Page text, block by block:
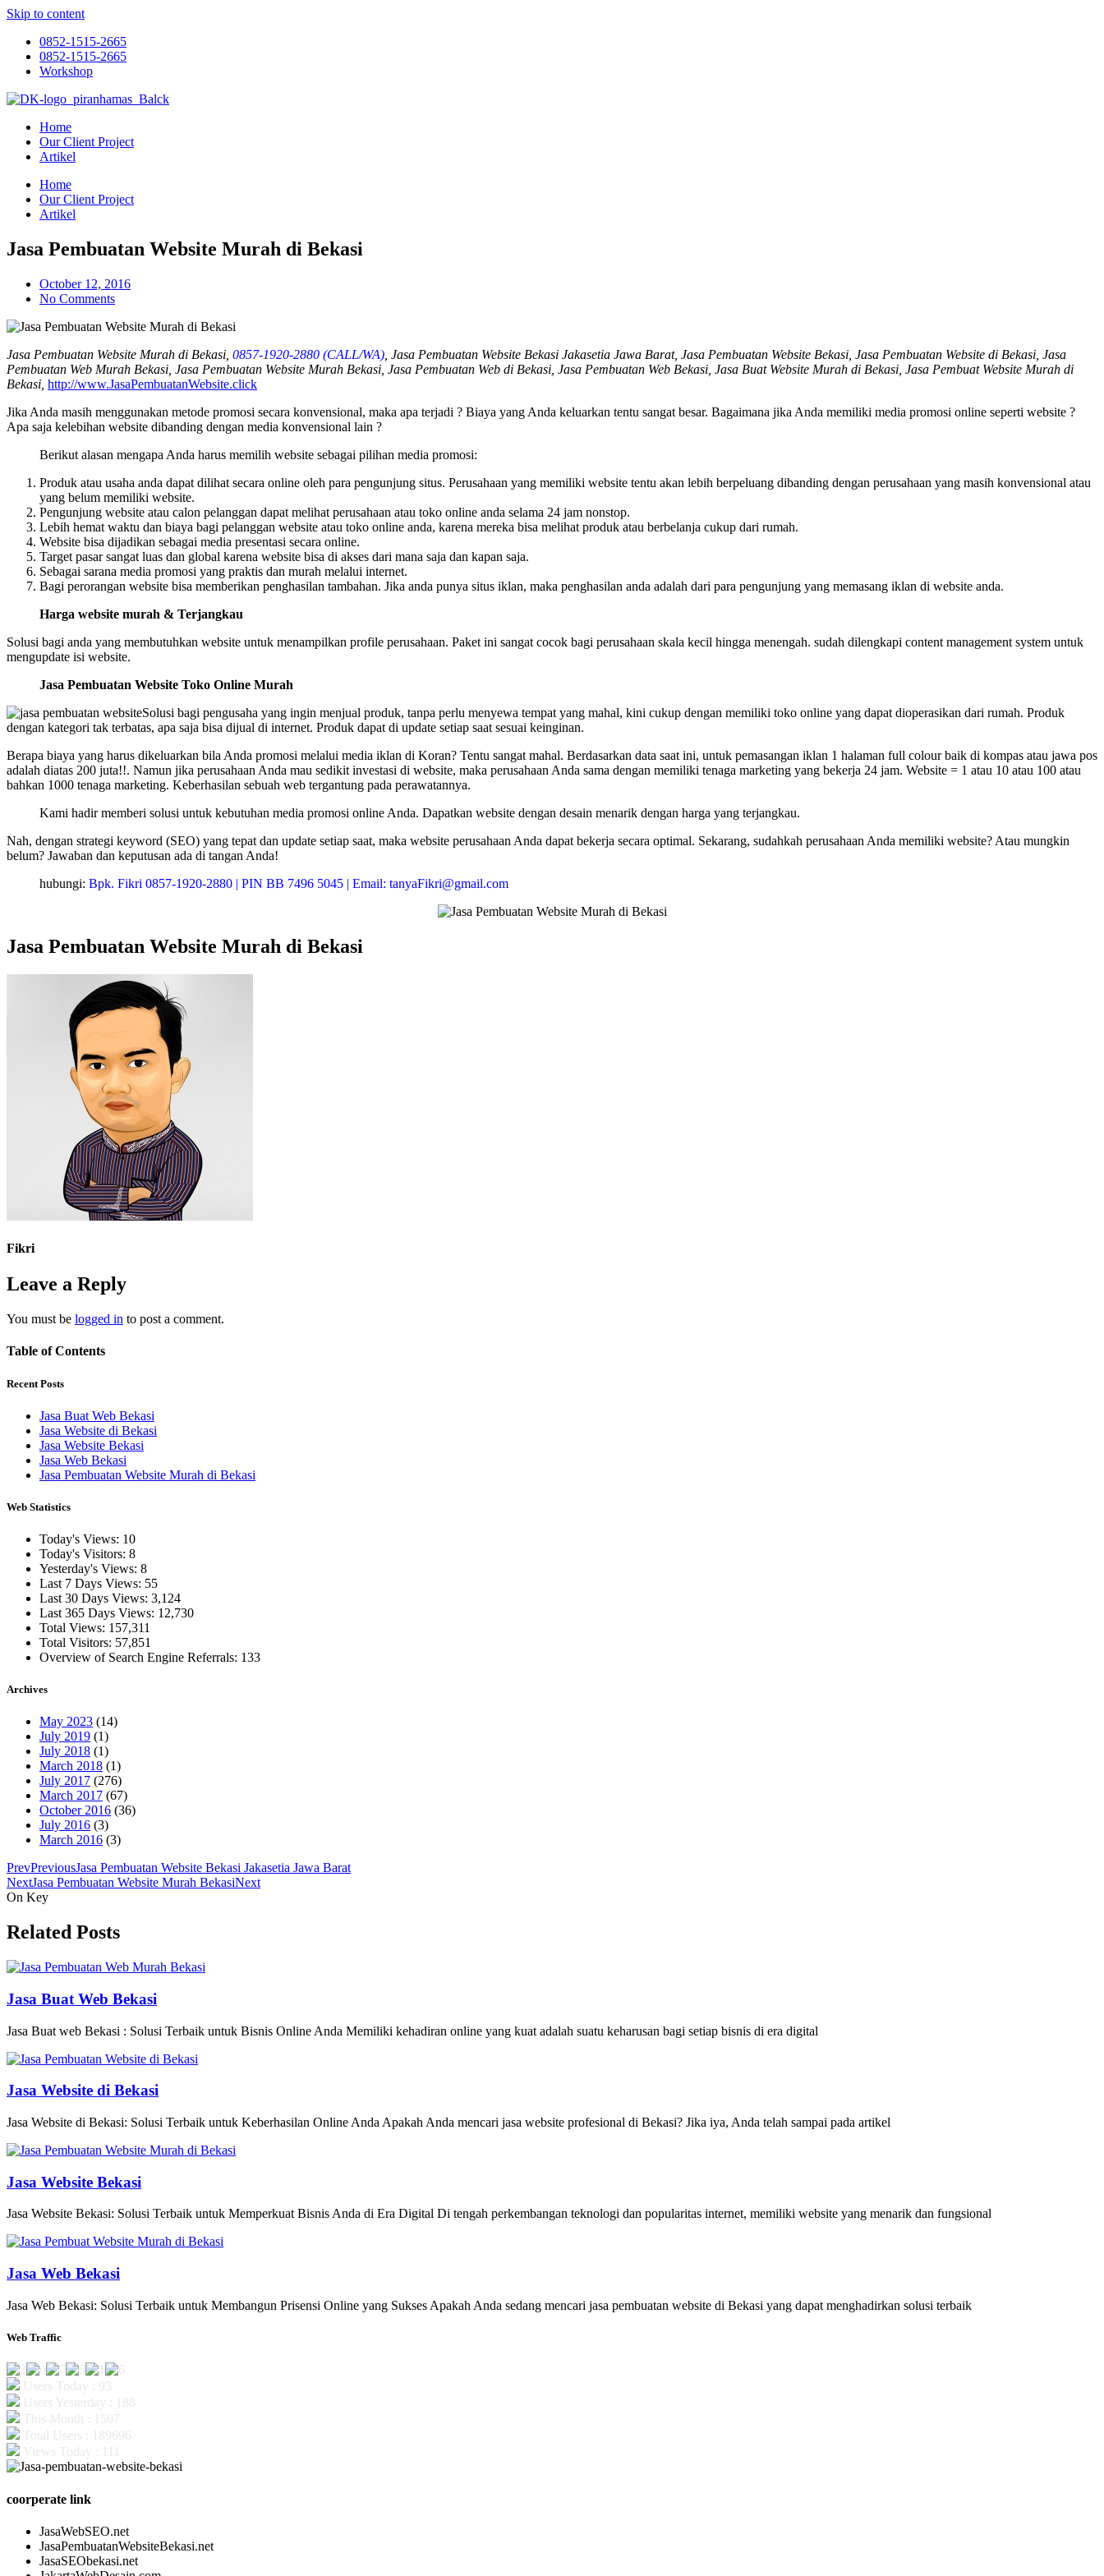
Skip to content
0852-1515-2665
0852-1515-2665
Workshop
Home
Our Client Project
Artikel
Home
Our Client Project
Artikel
Jasa Pembuatan Website Murah di Bekasi
October 12, 2016
No Comments
Jasa Pembuatan Website Murah di Bekasi, 0857-1920-2880 (CALL/WA) Jasa Pembuatan Website Bekasi Jakasetia Jawa Barat, Jasa Pembuatan Website Bekasi, Jasa Pembuatan Website di Bekasi, Jasa
Pembuatan Web Murah Bekasi, Jasa Pembuatan Website Murah Bekasi, Jasa Pembuatan Web di Bekasi, Jasa Pembuatan Web Bekasi, Jasa Buat Website Murah di Bekasi, Jasa Pembuat Website Murah di
Bekasi, http://www.JasaPembuatanWebsite.click
Jika Anda masih menggunakan metode promosi secara konvensional, maka apa terjadi ? Biaya yang Anda keluarkan tentu sangat besar. Bagaimana jika Anda memiliki media promosi online seperti website ?
Apa saja kelebihan website dibanding dengan media konvensional lain ?
Berikut alasan mengapa Anda harus memilih website sebagai pilihan media promosi:
Produk atau usaha anda dapat dilihat secara online oleh para pengunjung situs. Perusahaan yang memiliki website tentu akan lebih berpeluang dibanding dengan perusahaan yang masih konvensional atau
yang belum memiliki website.
Pengunjung website atau calon pelanggan dapat melihat perusahaan atau toko online anda selama 24 jam nonstop.
Lebih hemat waktu dan biaya bagi pelanggan website atau toko online anda, karena mereka bisa melihat produk atau berbelanja cukup dari rumah.
Website bisa dijadikan sebagai media presentasi secara online.
Target pasar sangat luas dan global karena website bisa di akses dari mana saja dan kapan saja.
Sebagai sarana media promosi yang praktis dan murah melalui internet.
Bagi perorangan website bisa memberikan penghasilan tambahan. Jika anda punya situs iklan, maka penghasilan anda adalah dari para pengunjung yang memasang iklan di website anda.
Harga website murah & Terjangkau
Solusi bagi anda yang membutuhkan website untuk menampilkan profile perusahaan. Paket ini sangat cocok bagi perusahaan skala kecil hingga menengah. sudah dilengkapi content management system untuk
mengupdate isi website.
Jasa Pembuatan Website Toko Online Murah
Solusi bagi pengusaha yang ingin menjual produk, tanpa perlu menyewa tempat yang mahal, kini cukup dengan memiliki toko online yang dapat dioperasikan dari rumah. Produk
dengan kategori tak terbatas, apa saja bisa dijual di internet. Produk dapat di update setiap saat sesuai keinginan.
Berapa biaya yang harus dikeluarkan bila Anda promosi melalui media iklan di Koran? Tentu sangat mahal. Berdasarkan data saat ini, untuk pemasangan iklan 1 halaman full colour baik di kompas atau jawa pos
adalah diatas 200 juta!!. Namun jika perusahaan Anda mau sedikit investasi di website, maka perusahaan Anda sama dengan memiliki tenaga marketing yang bekerja 24 jam. Website = 1 atau 10 atau 100 atau
bahkan 1000 tenaga marketing. Keberhasilan sebuah web tergantung pada perawatannya.
Kami hadir memberi solusi untuk kebutuhan media promosi online Anda. Dapatkan website dengan desain menarik dengan harga yang terjangkau.
Nah, dengan strategi keyword (SEO) yang tepat dan update setiap saat, maka website perusahaan Anda dapat bekerja secara optimal. Sekarang, sudahkah perusahaan Anda memiliki website? Atau mungkin
belum? Jawaban dan keputusan ada di tangan Anda!
hubungi: Bpk. Fikri 0857-1920-2880 | PIN BB 7496 5045 | Email: tanyaFikri@gmail.com
Jasa Pembuatan Website Murah di Bekasi
Fikri
Leave a Reply
You must be logged in to post a comment.
Table of Contents
Recent Posts
Jasa Buat Web Bekasi
Jasa Website di Bekasi
Jasa Website Bekasi
Jasa Web Bekasi
Jasa Pembuatan Website Murah di Bekasi
Web Statistics
Today's Views: 10
Today's Visitors: 8
Yesterday's Views: 8
Last 7 Days Views: 55
Last 30 Days Views: 3,124
Last 365 Days Views: 12,730
Total Views: 157,311
Total Visitors: 57,851
Overview of Search Engine Referrals: 133
Archives
May 2023 (14)
July 2019 (1)
July 2018 (1)
March 2018 (1)
July 2017 (276)
March 2017 (67)
October 2016 (36)
July 2016 (3)
March 2016 (3)
PrevPreviousJasa Pembuatan Website Bekasi Jakasetia Jawa Barat
NextJasa Pembuatan Website Murah BekasiNext
On Key
Related Posts
Jasa Buat Web Bekasi
Jasa Buat web Bekasi : Solusi Terbaik untuk Bisnis Online Anda Memiliki kehadiran online yang kuat adalah suatu keharusan bagi setiap bisnis di era digital
Jasa Website di Bekasi
Jasa Website di Bekasi: Solusi Terbaik untuk Keberhasilan Online Anda Apakah Anda mencari jasa website profesional di Bekasi? Jika iya, Anda telah sampai pada artikel
Jasa Website Bekasi
Jasa Website Bekasi: Solusi Terbaik untuk Memperkuat Bisnis Anda di Era Digital Di tengah perkembangan teknologi dan popularitas internet, memiliki website yang menarik dan fungsional
Jasa Web Bekasi
Jasa Web Bekasi: Solusi Terbaik untuk Membangun Prisensi Online yang Sukses Apakah Anda sedang mencari jasa pembuatan website di Bekasi yang dapat menghadirkan solusi terbaik
Web Traffic
coorperate link
JasaWebSEO.net
JasaPembuatanWebsiteBekasi.net
JasaSEObekasi.net